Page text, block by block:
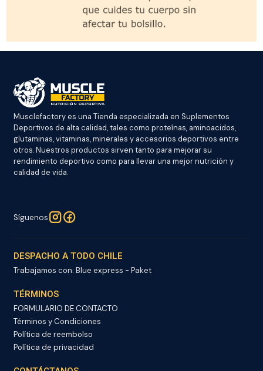
Musclefactory es una Tienda especializada en Suplementos
Deportivos de alta calidad, tales como proteínas, aminoacidos,
glutaminas, vitaminas, minerales y accesorios deportivos entre
otros. Nuestros productos sirven tanto para mejorar su
rendimiento deportivo como para llevar una mejor nutrición y
calidad de vida.
Síguenos
DESPACHO A TODO CHILE
Trabajamos con: Blue express - Paket
TÉRMINOS
FORMULARIO DE CONTACTO
Términos y Condiciones
Política de reembolso
Política de privacidad